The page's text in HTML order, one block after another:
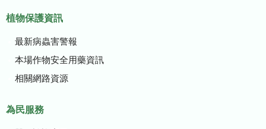
植物保護資訊
最新病蟲害警報
本場作物安全用藥資訊
相關網路資源
為民服務